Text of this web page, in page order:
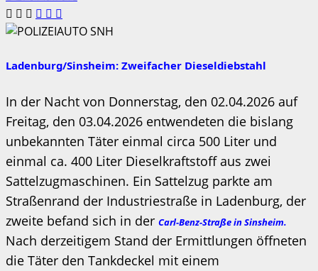
Ladenburg/Sinsheim: Zweifacher Dieseldiebstahl
In der Nacht von Donnerstag, den 02.04.2026 auf
Freitag, den 03.04.2026 entwendeten die bislang
unbekannten Täter einmal circa 500 Liter und
einmal ca. 400 Liter Dieselkraftstoff aus zwei
Sattelzugmaschinen. Ein Sattelzug parkte am
Straßenrand der Industriestraße in Ladenburg, der
zweite befand sich in der Carl-Benz-Straße in Sinsheim.
Nach derzeitigem Stand der Ermittlungen öffneten
die Täter den Tankdeckel mit einem